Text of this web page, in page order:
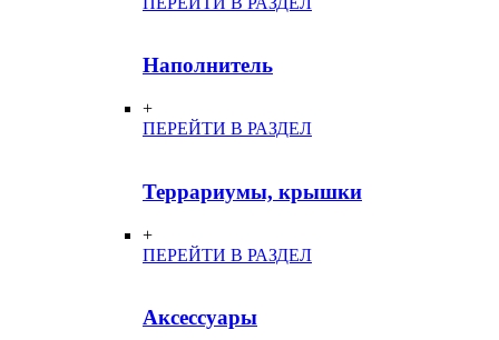
Наполнитель
+
ПЕРЕЙТИ В РАЗДЕЛ
Террариумы, крышки
+
ПЕРЕЙТИ В РАЗДЕЛ
Аксессуары